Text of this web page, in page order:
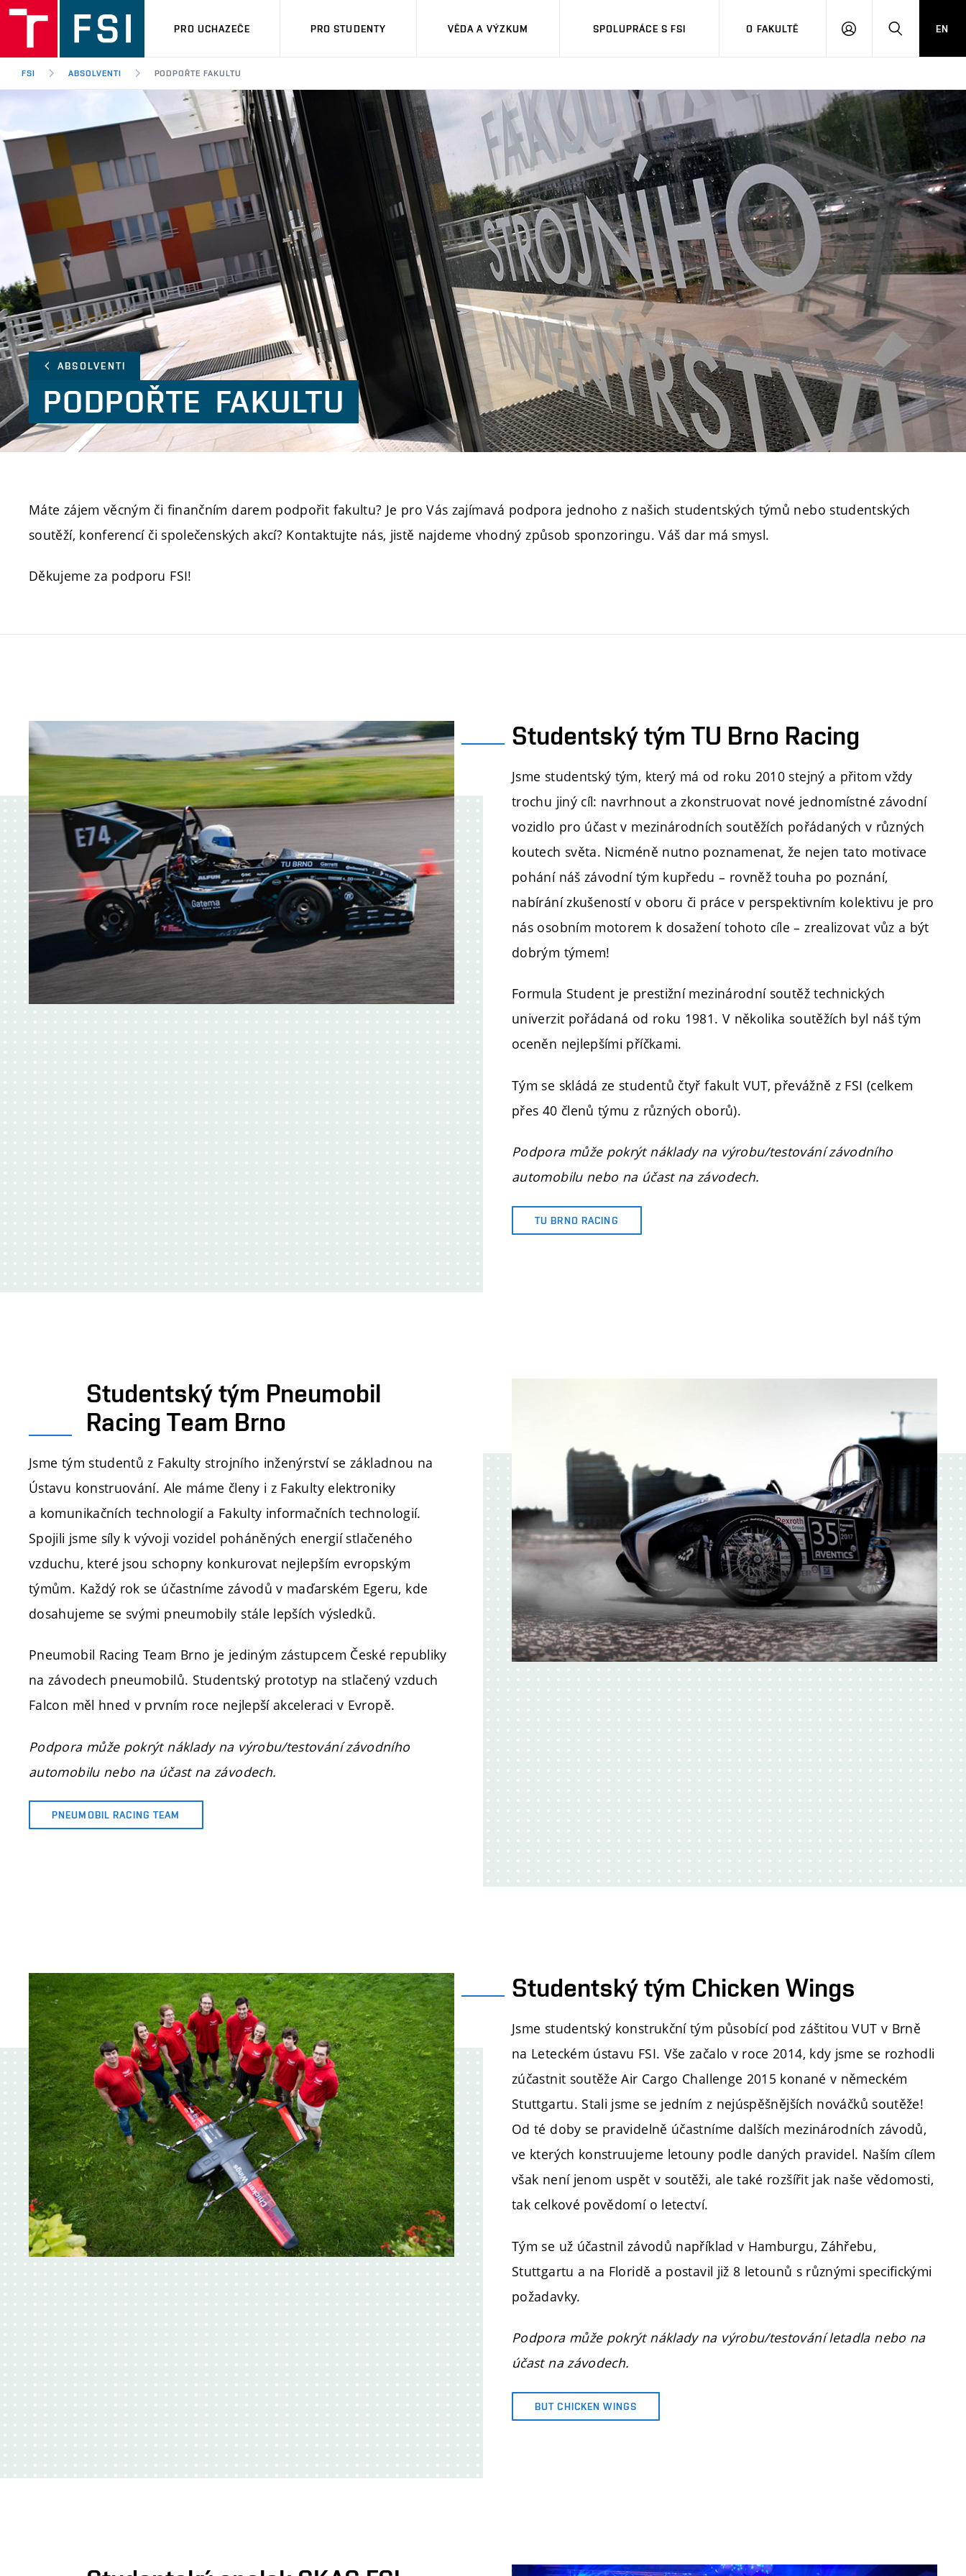
PRO UCHAZEČE PRO STUDENTY VĚDA A VÝZKUM SPOLUPRÁCE S FSI O FAKULTĚ
PŘIHLÁŠENÍHLEDAT
EN
FSI ABSOLVENTI PODPOŘTE FAKULTU
ABSOLVENTI
PODPOŘTE FAKULTU
Máte zájem věcným či finančním darem podpořit fakultu? Je pro Vás zajímavá podpora jednoho z našich studentských týmů nebo studentských
soutěží, konferencí či společenských akcí? Kontaktujte nás, jistě najdeme vhodný způsob sponzoringu. Váš dar má smysl.
Děkujeme za podporu FSI!
Studentský tým TU Brno Racing
Jsme studentský tým, který má od roku 2010 stejný a přitom vždy
trochu jiný cíl: navrhnout a zkonstruovat nové jednomístné závodní
vozidlo pro účast v mezinárodních soutěžích pořádaných v různých
koutech světa. Nicméně nutno poznamenat, že nejen tato motivace
pohání náš závodní tým kupředu – rovněž touha po poznání,
nabírání zkušeností v oboru či práce v perspektivním kolektivu je pro
nás osobním motorem k dosažení tohoto cíle – zrealizovat vůz a být
dobrým týmem!
Formula Student je prestižní mezinárodní soutěž technických
univerzit pořádaná od roku 1981. V několika soutěžích byl náš tým
oceněn nejlepšími příčkami.
Tým se skládá ze studentů čtyř fakult VUT, převážně z FSI (celkem
přes 40 členů týmu z různých oborů).
Podpora může pokrýt náklady na výrobu/testování závodního
automobilu nebo na účast na závodech.
TU BRNO RACING
Studentský tým Pneumobil
Racing Team Brno
Jsme tým studentů z Fakulty strojního inženýrství se základnou na
Ústavu konstruování. Ale máme členy i z Fakulty elektroniky
a komunikačních technologií a Fakulty informačních technologií.
Spojili jsme síly k vývoji vozidel poháněných energií stlačeného
vzduchu, které jsou schopny konkurovat nejlepším evropským
týmům. Každý rok se účastníme závodů v maďarském Egeru, kde
dosahujeme se svými pneumobily stále lepších výsledků.
Pneumobil Racing Team Brno je jediným zástupcem České republiky
na závodech pneumobilů. Studentský prototyp na stlačený vzduch
Falcon měl hned v prvním roce nejlepší akceleraci v Evropě.
Podpora může pokrýt náklady na výrobu/testování závodního
automobilu nebo na účast na závodech.
PNEUMOBIL RACING TEAM
Studentský tým Chicken Wings
Jsme studentský konstrukční tým působící pod záštitou VUT v Brně
na Leteckém ústavu FSI. Vše začalo v roce 2014, kdy jsme se rozhodli
zúčastnit soutěže Air Cargo Challenge 2015 konané v německém
Stuttgartu. Stali jsme se jedním z nejúspěšnějších nováčků soutěže!
Od té doby se pravidelně účastníme dalších mezinárodních závodů,
ve kterých konstruujeme letouny podle daných pravidel. Naším cílem
však není jenom uspět v soutěži, ale také rozšířit jak naše vědomosti,
tak celkové povědomí o letectví.
Tým se už účastnil závodů například v Hamburgu, Záhřebu,
Stuttgartu a na Floridě a postavil již 8 letounů s různými specifickými
požadavky.
Podpora může pokrýt náklady na výrobu/testování letadla nebo na
účast na závodech.
BUT CHICKEN WINGS